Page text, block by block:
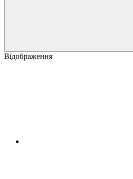
Відображення